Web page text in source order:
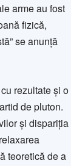
arme au fost
fizică,
se anunță
rezultate și o
de pluton.
și dispariția
teoretică de a